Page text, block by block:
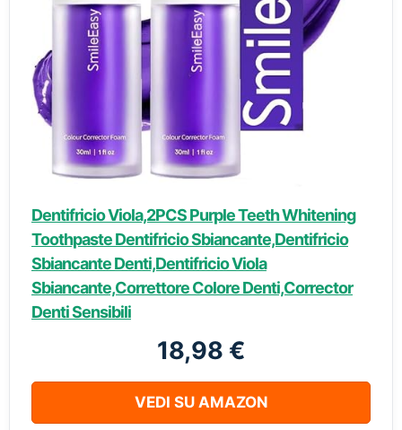
Dentifricio Viola,2PCS Purple Teeth Whitening
Toothpaste Dentifricio Sbiancante,Dentifricio
Sbiancante Denti,Dentifricio Viola
Sbiancante,Correttore Colore Denti,Corrector
Denti Sensibili
18,98 €
VEDI SU AMAZON